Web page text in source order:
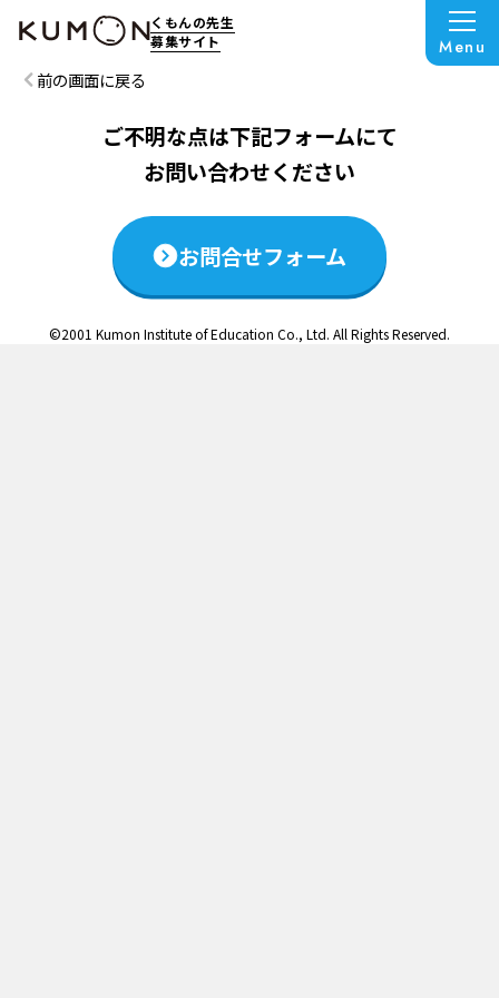
くもんの先生
募集サイト
Menu
この説明会は終了いたしました
前の画面に戻る
ご不明な点は下記フォームにて
お問い合わせください
お問合せフォーム
©2001 Kumon Institute of Education Co., Ltd. All Rights Reserved.